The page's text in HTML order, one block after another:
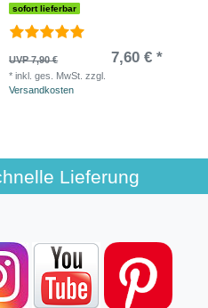
sofort lieferbar
UVP 7,90 € 7,60 € *
*inkl. ges. MwSt. zzgl.
Versandkosten
Lieferung